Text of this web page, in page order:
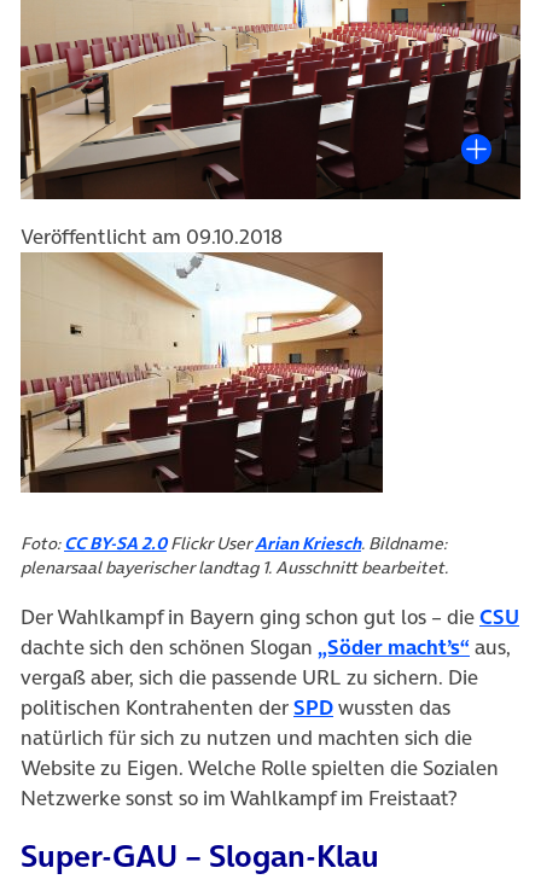
Veröffentlicht am 09.10.2018
Foto:CC BY-SA 2.0(öffnet in neuem Tab)
Flickr UserArian Kriesch(öffnet in neuem Tab)
. Bildname:
plenarsaal bayerischer landtag 1. Ausschnitt bearbeitet.
Der Wahlkampf in Bayern ging schon gut los – dieCSU
dachte sich den schönen Slogan „Söder macht’s“ (öffnet
aus,
vergaß aber, sich die passende URL zu sichern. Die
politischen Kontrahenten derSPD(öffnet in neuem Tab)
wussten das
natürlich für sich zu nutzen und machten sich die
Website zu Eigen. Welche Rolle spielten die Sozialen
Netzwerke sonst so im Wahlkampf im Freistaat?
Super-GAU – Slogan-Klau